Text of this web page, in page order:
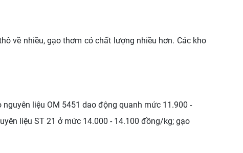
về nhiều, gạo thơm có chất lượng nhiều hơn. Các kho
liệu OM 5451 dao động quanh mức 11.900 -
liệu ST 21 ở mức 14.000 - 14.100 đồng/kg; gạo